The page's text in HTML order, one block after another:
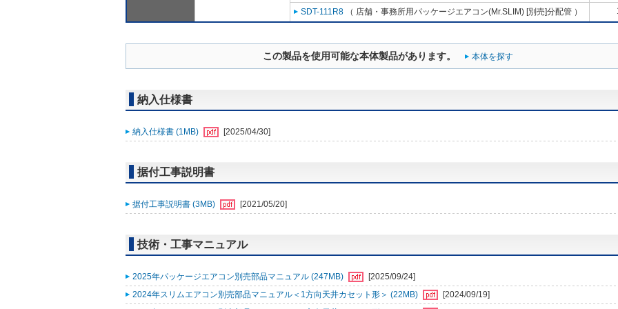
SDT-111R8 （ 店舗・事務所用パッケージエアコン(Mr.SLIM) [別売]分配管 ）
この製品を使用可能な本体製品があります。 本体を探す
納入仕様書
納入仕様書 (1MB) [2025/04/30]
据付工事説明書
据付工事説明書 (3MB) [2021/05/20]
技術・工事マニュアル
2025年パッケージエアコン別売部品マニュアル (247MB)
[2025/09/24]
2024年スリムエアコン別売部品マニュアル＜1方向天井カセット形＞ (22MB)
[2024/09/19]